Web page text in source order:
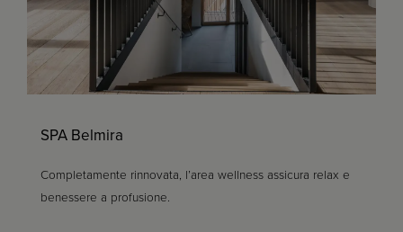
SPA Belmira
Completamente rinnovata, l’area wellness assicura relax e
benessere a profusione.